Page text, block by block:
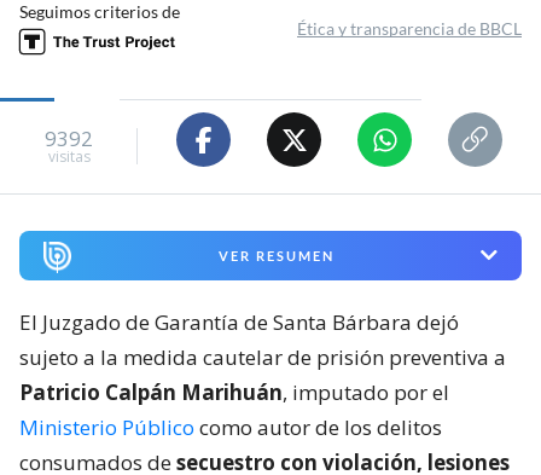
Seguimos criterios de
Ética y transparencia de BBCL
9392
visitas
VER RESUMEN
El Juzgado de Garantía de Santa Bárbara dejó
sujeto a la medida cautelar de prisión preventiva a
Patricio Calpán Marihuán, imputado por el
Ministerio Público como autor de los delitos
consumados desecuestro con violación, lesiones